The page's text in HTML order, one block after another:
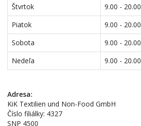
Štvrtok
9.00 - 20.00
Piatok
9.00 - 20.00
Sobota
9.00 - 20.00
Nedeľa
9.00 - 20.00
Adresa:
KiK Textilien und Non-Food GmbH
Číslo filiálky: 4327
SNP 4500